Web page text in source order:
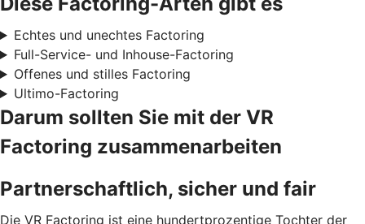
Echtes und unechtes Factoring
Full-Service- und Inhouse-Factoring
Offenes und stilles Factoring
Ultimo-Factoring
Darum sollten Sie mit der VR
Factoring zusammenarbeiten
Partnerschaftlich, sicher und fair
Die VR Factoring ist eine hundertprozentige Tochter der